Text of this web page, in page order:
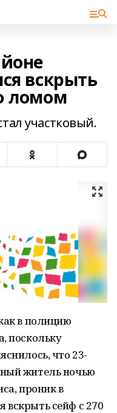
вскрыть
ломом
участковый.
в полицию
поскольку
что 23-
житель ночью
проник в
сейф с 270